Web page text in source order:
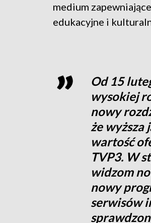
medium
edukacyjne i
Od 15
wysokiej
nowy
że wyższa
wartość
TVP3. W
widzom
nowy
serwisów